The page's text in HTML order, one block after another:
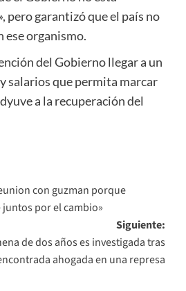
pero garantizó que el país no
ese organismo.
del Gobierno llegar a un
salarios que permita marcar
a la recuperación del
con guzman porque
por el cambio»
Siguiente:
de dos años es investigada tras
ahogada en una represa